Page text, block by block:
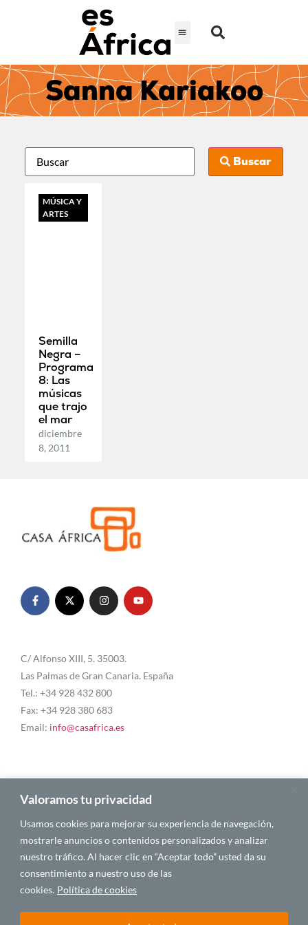
Valoramos tu privacidad
Usamos cookies para mejorar su experiencia de navegación,
mostrarle anuncios o contenidos personalizados y analizar
nuestro tráfico. Al hacer clic en “Aceptar todo” usted da su
consentimiento a nuestro uso de las
cookies. Política de cookies
Sanna Kariakoo
Buscar
MÚSICA Y
ARTES
Semilla
Negra –
Programa
8: Las
músicas
que trajo
el mar
diciembre
8, 2011
C/ Alfonso XIII, 5. 35003.
Las Palmas de Gran Canaria. España
Tel.: +34 928 432 800
Fax: +34 928 380 683
Email: info@casafrica.es
Blog
Quiénes somos
Autores
Español